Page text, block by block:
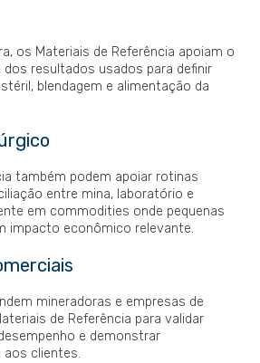
os Materiais de Referência apoiam o
dos resultados usados para definir
blendagem e alimentação da
também podem apoiar rotinas
entre mina, laboratório e
em commodities onde pequenas
impacto econômico relevante.
mineradoras e empresas de
de Referência para validar
e demonstrar
aos clientes.